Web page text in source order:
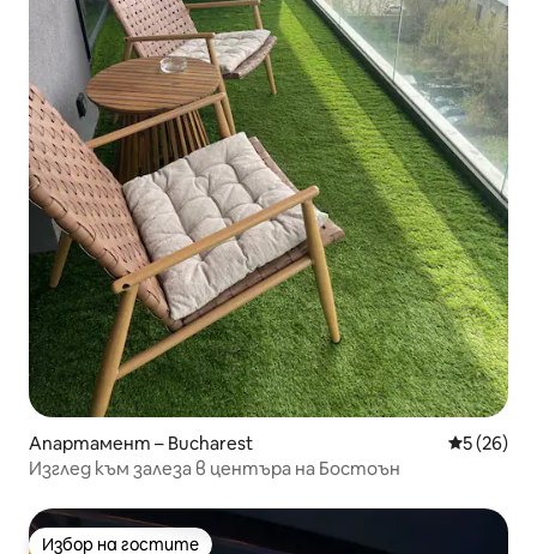
Апартамент – Bucharest Средна
5 (26)
Изглед към залеза в центъра на Бостоън
Избор на гостите